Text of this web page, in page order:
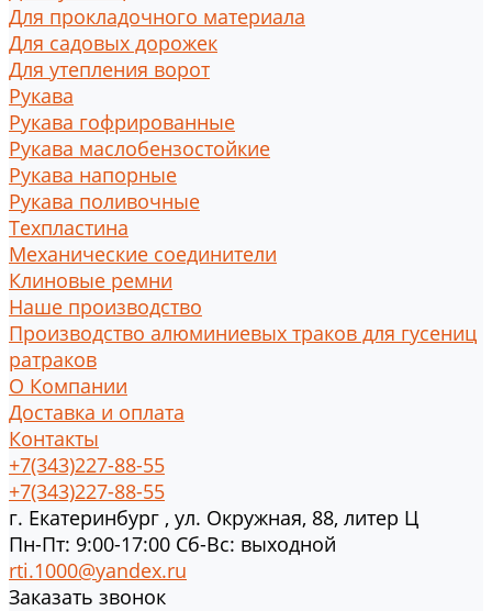
Для прокладочного материала
Для садовых дорожек
Для утепления ворот
Рукава
Рукава гофрированные
Рукава маслобензостойкие
Рукава напорные
Рукава поливочные
Техпластина
Механические соединители
Клиновые ремни
Наше производство
Производство алюминиевых траков для гусениц
ратраков
О Компании
Доставка и оплата
Контакты
+7(343)227-88-55
+7(343)227-88-55
г. Екатеринбург , ул. Окружная, 88, литер Ц
Пн-Пт: 9:00-17:00 Cб-Вс: выходной
rti.1000@yandex.ru
Заказать звонок